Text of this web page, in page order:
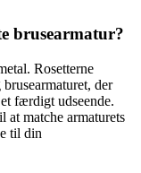
brusearmatur?
Rosetterne
der
færdigt udseende.
at matche armaturets
til din